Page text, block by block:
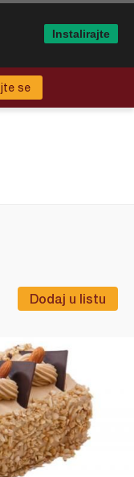
se
Dodaj u listu
Instalirajte